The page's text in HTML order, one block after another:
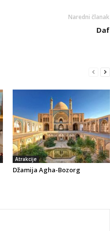
Naredni članak
Daf
Atrakcije
Džamija Agha-Bozorg